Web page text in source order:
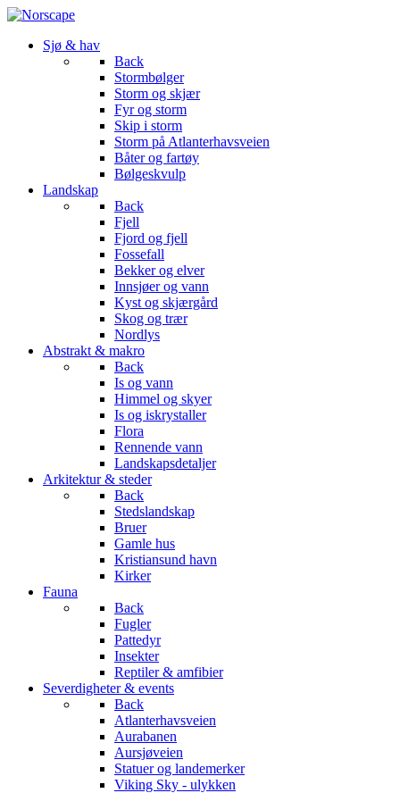
Sjø & hav
Back
Stormbølger
Storm og skjær
Fyr og storm
Skip i storm
Storm på Atlanterhavsveien
Båter og fartøy
Bølgeskvulp
Landskap
Back
Fjell
Fjord og fjell
Fossefall
Bekker og elver
Innsjøer og vann
Kyst og skjærgård
Skog og trær
Nordlys
Abstrakt & makro
Back
Is og vann
Himmel og skyer
Is og iskrystaller
Flora
Rennende vann
Landskapsdetaljer
Arkitektur & steder
Back
Stedslandskap
Bruer
Gamle hus
Kristiansund havn
Kirker
Fauna
Back
Fugler
Pattedyr
Insekter
Reptiler & amfibier
Severdigheter & events
Back
Atlanterhavsveien
Aurabanen
Aursjøveien
Statuer og landemerker
Viking Sky - ulykken